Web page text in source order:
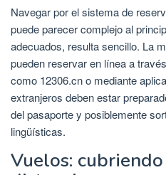
Navegar por el sistema de
puede parecer complejo al
adecuados, resulta sencillo. La
pueden reservar en línea a
como 12306.cn o mediante
extranjeros deben estar
del pasaporte y posiblemente
lingüísticas.
Vuelos: